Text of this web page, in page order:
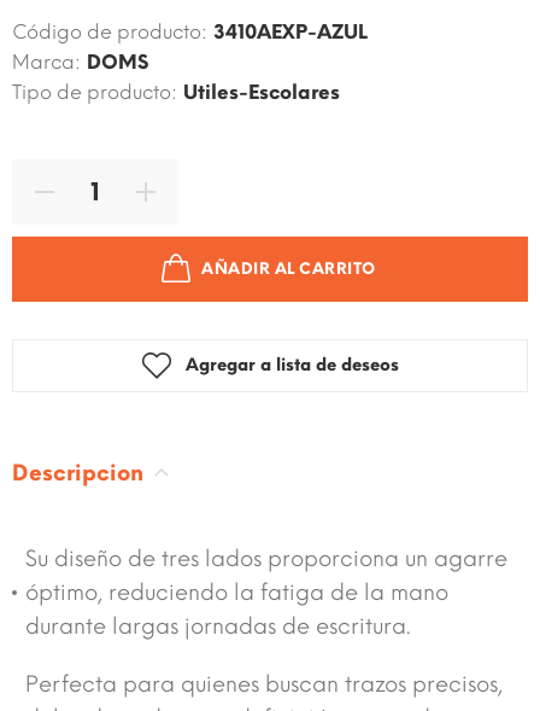
Código de producto: 3410AEXP-AZUL
Marca: DOMS
Tipo de producto: Utiles-Escolares
AÑADIR AL CARRITO
Agregar a lista de deseos
Descripcion
Su diseño de tres lados proporciona un agarre
óptimo, reduciendo la fatiga de la mano
durante largas jornadas de escritura.
Perfecta para quienes buscan trazos precisos,